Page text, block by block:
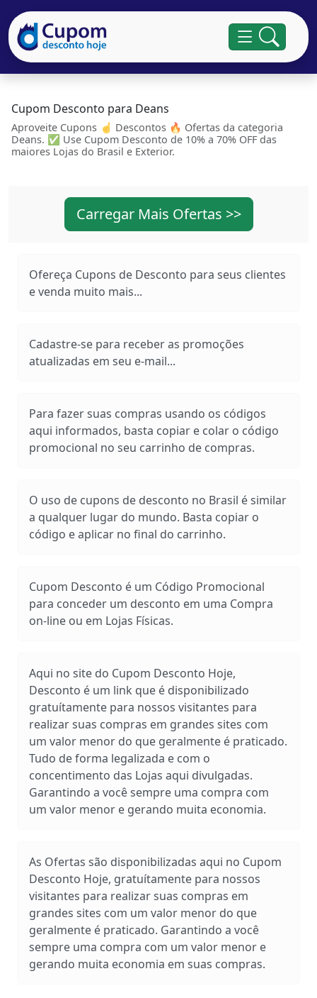
Cupom Desconto para Deans
Aproveite Cupons ☝ Descontos 🔥 Ofertas da categoria
Deans. ✅ Use Cupom Desconto de 10% a 70% OFF das
maiores Lojas do Brasil e Exterior.
Carregar Mais Ofertas >>
Ofereça Cupons de Desconto para seus clientes
e venda muito mais...
Cadastre-se para receber as promoções
atualizadas em seu e-mail...
Para fazer suas compras usando os códigos
aqui informados, basta copiar e colar o código
promocional no seu carrinho de compras.
O uso de cupons de desconto no Brasil é similar
a qualquer lugar do mundo. Basta copiar o
código e aplicar no final do carrinho.
Cupom Desconto é um Código Promocional
para conceder um desconto em uma Compra
on-line ou em Lojas Físicas.
Aqui no site do Cupom Desconto Hoje,
Desconto é um link que é disponibilizado
gratuítamente para nossos visitantes para
realizar suas compras em grandes sites com
um valor menor do que geralmente é praticado.
Tudo de forma legalizada e com o
concentimento das Lojas aqui divulgadas.
Garantindo a você sempre uma compra com
um valor menor e gerando muita economia.
As Ofertas são disponibilizadas aqui no Cupom
Desconto Hoje, gratuítamente para nossos
visitantes para realizar suas compras em
grandes sites com um valor menor do que
geralmente é praticado. Garantindo a você
sempre uma compra com um valor menor e
gerando muita economia em suas compras.